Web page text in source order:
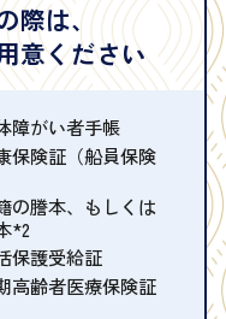
際は、
意ください
障がい者手帳
保険証（船員保険
の謄本、もしくは
*2
保護受給証
高齢者医療保険証